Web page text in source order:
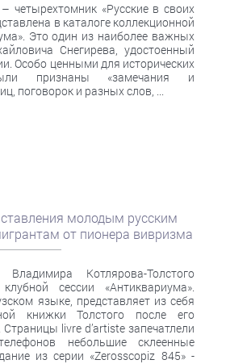
четырехтомник «Русские в своих
в каталоге коллекционной
Это один из наиболее важных
Снегирева, удостоенный
Особо ценными для исторических
признаны «замечания и
поговорок и разных слов, ...
молодым русским
от пионера вивризма
Котлярова-Толстого
сессии «Антиквариума».
языке, представляет из себя
книжки Толстого после его
livre d’artiste запечатлели
небольшие склеенные
из серии «Zerosscopiz 845» -